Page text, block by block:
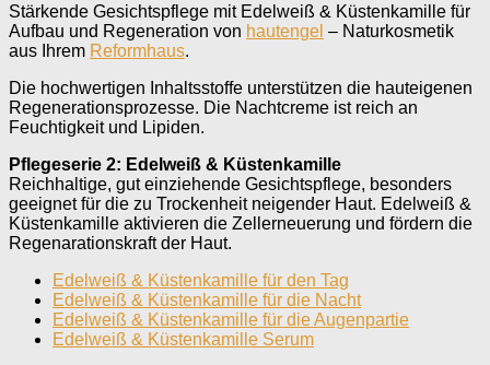
Stärkende Gesichtspflege mit Edelweiß & Küstenkamille für
Aufbau und Regeneration von hautengel – Naturkosmetik
aus Ihrem Reformhaus.
Die hochwertigen Inhaltsstoffe unterstützen die hauteigenen
Regenerationsprozesse. Die Nachtcreme ist reich an
Feuchtigkeit und Lipiden.
Pflegeserie 2: Edelweiß & Küstenkamille
Reichhaltige, gut einziehende Gesichtspflege, besonders
geeignet für die zu Trockenheit neigender Haut. Edelweiß &
Küstenkamille aktivieren die Zellerneuerung und fördern die
Regenarationskraft der Haut.
Edelweiß & Küstenkamille für den Tag
Edelweiß & Küstenkamille für die Nacht
Edelweiß & Küstenkamille für die Augenpartie
Edelweiß & Küstenkamille Serum